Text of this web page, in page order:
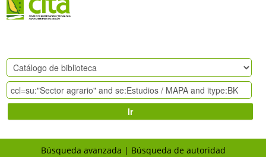
Ir
Búsqueda avanzada Búsqueda de autoridad